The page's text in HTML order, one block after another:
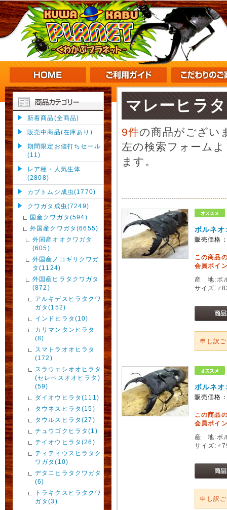
新着商品(全商品)
販売中商品(在庫あり)
期間限定お値打ちセール
(11)
レア種・人気生体
(2808)
カブトムシ成虫(1770)
クワガタ成虫(7249)
国産クワガタ(594)
外国産クワガタ(6655)
外国産オオクワガタ
(605)
外国産ノコギリクワガ
タ(1124)
外国産ヒラタクワガタ
(872)
アルキデスヒラタクワ
ガタ(152)
インドヒラタ(10)
カリマンタンヒラタ
(8)
スマトラオオヒラタ
(172)
スラウェシオオヒラタ
(セレベスオオヒラタ)
(59)
ダイオウヒラタ(111)
タウネスヒラタ(15)
タウルスヒラタ(27)
チュウゴクヒラタ(1)
テイオウヒラタ(26)
ティティウスヒラタク
ワガタ(10)
デタニヒラタクワガタ
(6)
トラキクスヒラタクワ
ガタ(3)
マレーヒラ
9件の商品がござい
左の検索フォーム
ます。
ボルネ
販売価格
この商品
会員ポイ
産 地:ボ
サイズ
申し訳
ボルネ
販売価格
この商品
会員ポイ
産 地:ボ
サイズ
申し訳